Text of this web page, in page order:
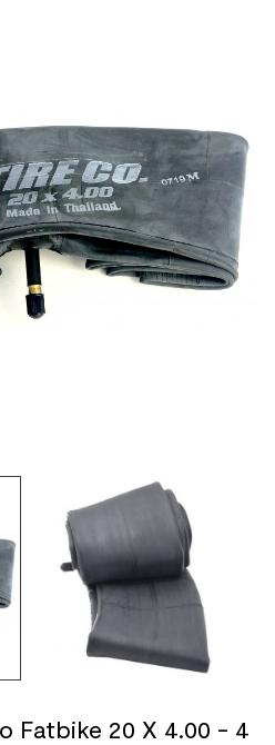
Fatbike 20 X 4.00 - 4